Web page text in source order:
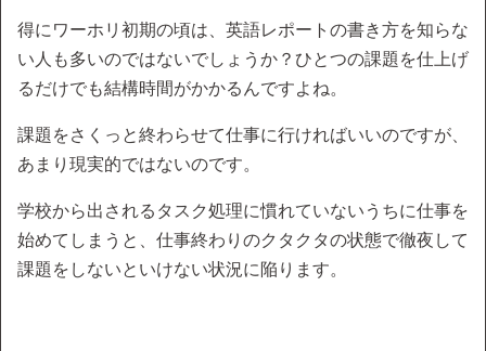
得にワーホリ初期の頃は、英語レポートの書き方を知らな
い人も多いのではないでしょうか？ひとつの課題を仕上げ
るだけでも結構時間がかかるんですよね。
課題をさくっと終わらせて仕事に行ければいいのですが、
あまり現実的ではないのです。
学校から出されるタスク処理に慣れていないうちに仕事を
始めてしまうと、仕事終わりのクタクタの状態で徹夜して
課題をしないといけない状況に陥ります。